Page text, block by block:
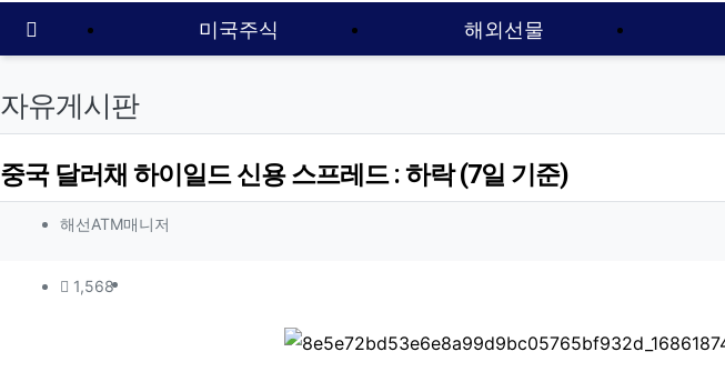
메인 메뉴 미국주식 해외선물
홈으로
자유게시판
중국 달러채 하이일드 신용 스프레드 : 하락 (7일 기준)
작성자 정보
해선ATM매니저
컨텐츠 정보
1,568조회